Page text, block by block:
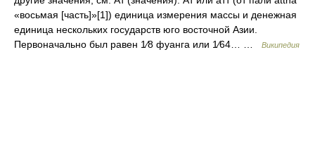
«восьмая [часть]»[1]) единица измерения массы и денежная
единица нескольких государств юго восточной Азии.
Первоначально был равен 1⁄8 фуанга или 1⁄64… …
Википедия